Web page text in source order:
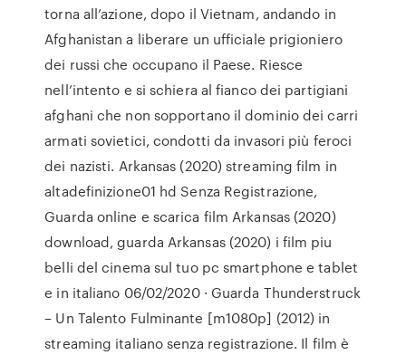
torna all’azione, dopo il Vietnam, andando in
Afghanistan a liberare un ufficiale prigioniero
dei russi che occupano il Paese. Riesce
nell’intento e si schiera al fianco dei partigiani
afghani che non sopportano il dominio dei carri
armati sovietici, condotti da invasori più feroci
dei nazisti. Arkansas (2020) streaming film in
altadefinizione01 hd Senza Registrazione,
Guarda online e scarica film Arkansas (2020)
download, guarda Arkansas (2020) i film piu
belli del cinema sul tuo pc smartphone e tablet
e in italiano 06/02/2020 · Guarda Thunderstruck
– Un Talento Fulminante [m1080p] (2012) in
streaming italiano senza registrazione. Il film è